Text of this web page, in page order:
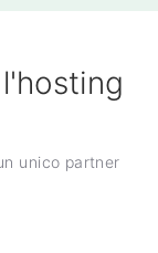
unico partner